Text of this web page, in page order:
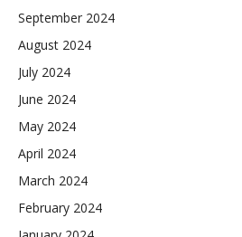
September 2024
August 2024
July 2024
June 2024
May 2024
April 2024
March 2024
February 2024